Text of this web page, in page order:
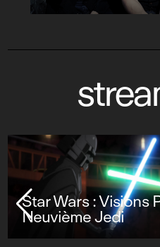
Star Wars : Visions
Neuvième Jedi